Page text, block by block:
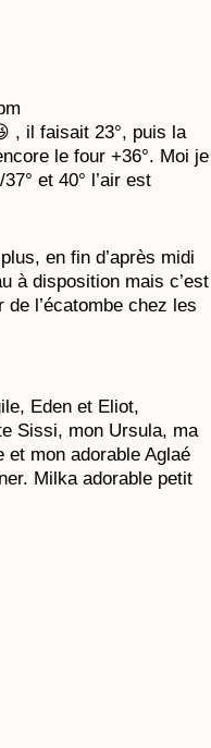
, il faisait 23°, puis la
le four +36°. Moi je
et 40° l’air est
en fin d’après midi
à disposition mais c’est
l’écatombe chez les
Eden et Eliot,
Sissi, mon Ursula, ma
et mon adorable Aglaé
Milka adorable petit